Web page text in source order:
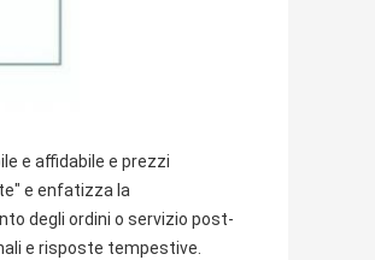
e affidabile e prezzi
e enfatizza la
degli ordini o servizio post-
e risposte tempestive.